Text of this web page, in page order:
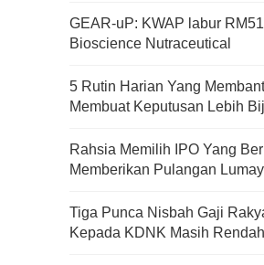
GEAR-uP: KWAP labur
Bioscience Nutraceutical
5 Rutin Harian Yang
Membuat Keputusan Lebih
Rahsia Memilih IPO Yang
Memberikan Pulangan
Tiga Punca Nisbah Gaji
Kepada KDNK Masih Rendah